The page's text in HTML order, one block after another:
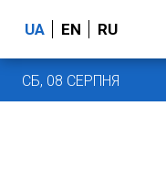
UA EN RU
СБ, 08 СЕРПНЯ